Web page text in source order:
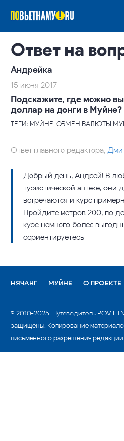
Ответ на
Андрейка
15 июня 2017
Подскажите, где можно
доллар на донги в Муйне?
ТЕГИ: МУЙНЕ, ОБМЕН ВАЛЮТЫ
Ответ главного редактора,
Добрый день, Андрей! В
туристической аптеке, они
встречаются и курс
Пройдите метров 200, по
курс немного более
сориентируетесь
НЯЧАНГ МУЙНЕ О ПРОЕКТЕ
© 2010-2025. Путеводитель
защищены. Копирование
письменного разрешения редакции.